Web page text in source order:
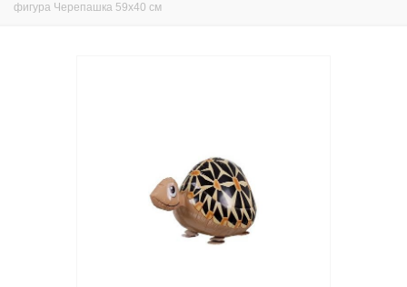
фигура Черепашка 59х40 см